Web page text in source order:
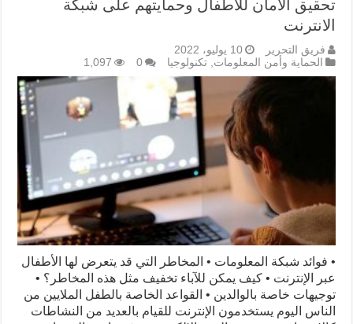
تحقيق الأمان للأطفال وحمايتهم على شبكة
الانترنت
فريق التحرير
10 يوليو، 2022
الحماية وأمن المعلومات, تكنولوجيا 0
1,097
• فوائد شبكة المعلومات • المخاطر التي قد يتعرض لها الأطفال
عبر الإنترنت • كيف يمكن للآباء تخفيف مثل هذه المخاطر؟ •
توجيهات خاصة بالوالدين • القواعد الخاصة بالطفل الملايين من
الناس اليوم يستخدمون الإنترنت للقيام بالعديد من النشاطات